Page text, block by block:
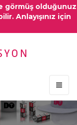
görmüş olduğunuz
Anlayışınız için